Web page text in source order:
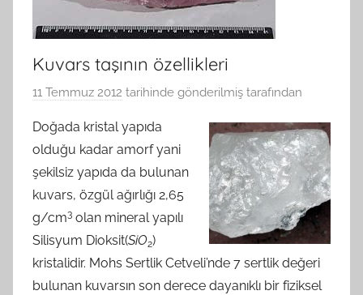
Kuvars taşının özellikleri
11 Temmuz 2012 tarihinde gönderilmiş tarafından
Doğada kristal yapıda
olduğu kadar amorf yani
şekilsiz yapıda da bulunan
kuvars, özgül ağırlığı 2,65
g/cm3 olan mineral yapılı
Silisyum Dioksit(SiO2)
kristalidir. Mohs Sertlik Cetveli’nde 7 sertlik değeri
bulunan kuvarsın son derece dayanıklı bir fiziksel